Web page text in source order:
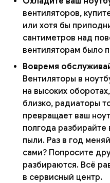
вентиляторов,
или хотя бы
сантиметров над
вентиляторам было
Вовремя
Вентиляторы в
на высоких
близко, радиаторы
превращает ваш
полгода разбирайте
пыли. Раз в год
сами? Попросите
разбираются. Всё
в сервисный центр.